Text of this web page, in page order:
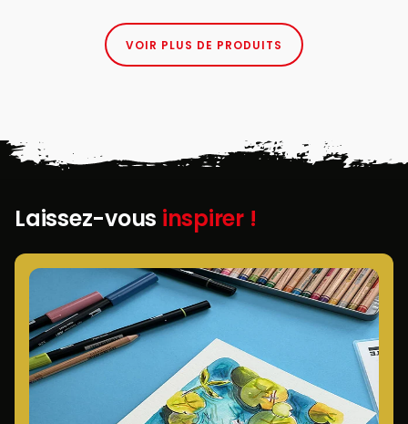
VOIR PLUS DE PRODUITS
Laissez-vous inspirer !